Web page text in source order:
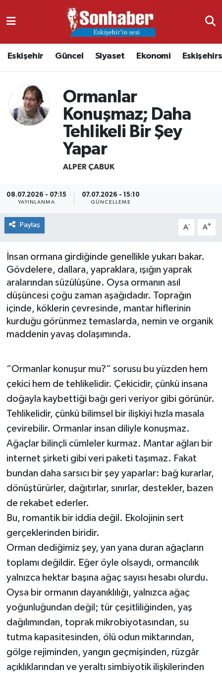
Eskişehir Güncel Siyaset Ekonomi
Ormanlar
Konuşmaz; Daha
Tehlikeli Bir Şey
Yapar
ALPER ÇABUK
08.07.2026 - 07:15
YAYINLANMA
07.07.2026 - 15:10
GÜNCELLEME
Paylaş A- A+
İnsan ormana girdiğinde genellikle yukarı bakar.
Gövdelere, dallara, yapraklara, ışığın yaprak
aralarından süzülüşüne. Oysa ormanın asıl
düşüncesi çoğu zaman aşağıdadır. Toprağın
içinde, köklerin çevresinde, mantar hiflerinin
kurduğu görünmez temaslarda, nemin ve organik
maddenin yavaş dolaşımında.
“Ormanlar konuşur mu?” sorusu bu yüzden hem
çekici hem de tehlikelidir. Çekicidir, çünkü insana
doğayla kaybettiği bağı geri veriyor gibi görünür.
Tehlikelidir, çünkü bilimsel bir ilişkiyi hızla masala
çevirebilir. Ormanlar insan diliyle konuşmaz.
Ağaçlar bilinçli cümleler kurmaz. Mantar ağları bir
internet şirketi gibi veri paketi taşımaz. Fakat
bundan daha sarsıcı bir şey yaparlar: bağ kurarlar,
dönüştürürler, dağıtırlar, sınırlar, destekler, bazen
de rekabet ederler.
Bu, romantik bir iddia değil. Ekolojinin sert
gerçeklerinden biridir.
Orman dediğimiz şey, yan yana duran ağaçların
toplamı değildir. Eğer öyle olsaydı, ormancılık
yalnızca hektar başına ağaç sayısı hesabı olurdu.
Oysa bir ormanın dayanıklılığı, yalnızca ağaç
yoğunluğundan değil; tür çeşitliliğinden, yaş
dağılımından, toprak mikrobiyotasından, su
tutma kapasitesinden, ölü odun miktarından,
gölge rejiminden, yangın geçmişinden, rüzgâr
açıklıklarından ve yeraltı simbiyotik ilişkilerinden
Ekonomi
Güncel
Kültür & Sanat
Resmi İlanlar
Spor
Nöbetçi Eczaneler
Namaz Vakitleri
Trafik Durumu
Süper Lig Puan Durumu ve Fikstür
Tüm Manşetler
Son Dakika Haberleri